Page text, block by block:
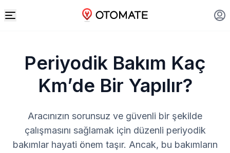
Periyodik Bakım Kaç
Km’de Bir Yapılır?
Aracınızın sorunsuz ve güvenli bir şekilde
çalışmasını sağlamak için düzenli periyodik
bakımlar hayati önem taşır. Ancak, bu bakımların